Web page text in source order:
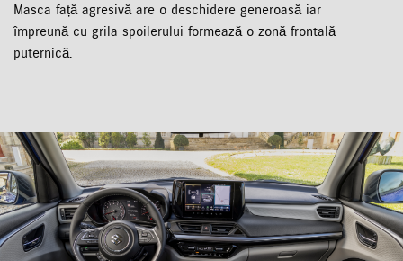
Masca față agresivă are o deschidere generoasă iar
împreună cu grila spoilerului formează o zonă frontală
puternică.